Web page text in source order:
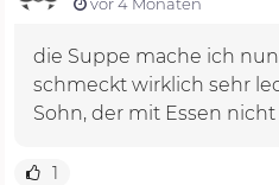
vor 4 Monaten
die Suppe mache ich
schmeckt wirklich sehr
Sohn, der mit Essen
1